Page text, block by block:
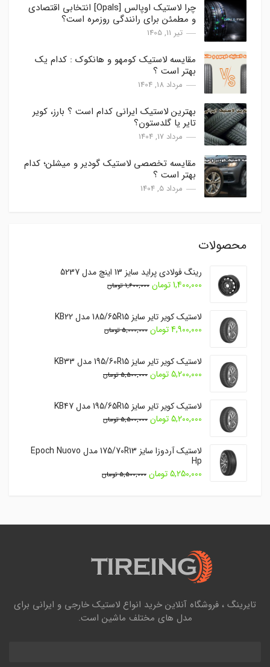
چرا لاستیک اوپالس [Opals] انتخابی اقتصادی
و مطمئن برای رانندگی روزمره است؟
تیر 11, 1405
مقایسه لاستیک کومهو و هانکوک : کدام یک
بهتر است ؟
مرداد 18, 1404
بهترین لاستیک ایرانی کدام است ؟ بارز، کویر
تایر یا گلدستون؟
مرداد 17, 1404
مقایسه تخصصی لاستیک گودیر و میشلن؛ کدام
بهتر است ؟
مرداد 5, 1404
محصولات
رینگ فولادی پراید سایز 13 اینچ مدل 5237
1,400,000تومان 1,600,000تومان
لاستیک کویر تایر سایز 185/65R15 مدل KB22
4,900,000تومان 5,000,000تومان
لاستیک کویر تایر سایز 195/60R15 مدل KB33
5,200,000تومان 5,500,000تومان
لاستیک کویر تایر سایز 195/65R15 مدل KB47
5,200,000تومان 5,500,000تومان
لاستیک آردوزا سایز 175/70R13 مدل Epoch Nuovo
Hp
5,250,000تومان 5,500,000تومان
تایرینگ ، فروشگاه آنلاین خرید انواع لاستیک خارجی و ایرانی برای
مدل های مختلف ماشین است.